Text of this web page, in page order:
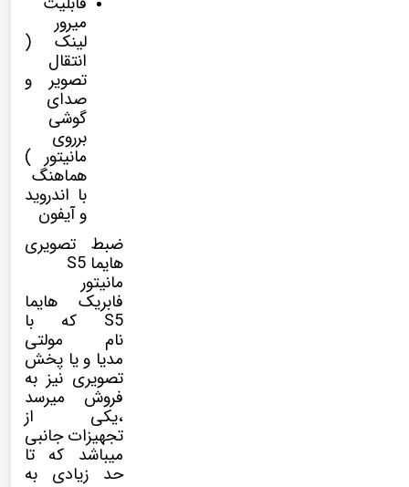
میرور
لینک (
انتقال
تصویر و
صدای
گوشی
برروی
مانیتور )
هماهنگ
با اندروید
و آیفون
ضبط تصویری
هایما S5
مانیتور
فابریک هایما
S5 که با
نام مولتی
مدیا و یا پخش
تصویری نیز به
فروش میرسد
،یکی از
تجهیزات جانبی
میباشد که تا
حد زیادی به